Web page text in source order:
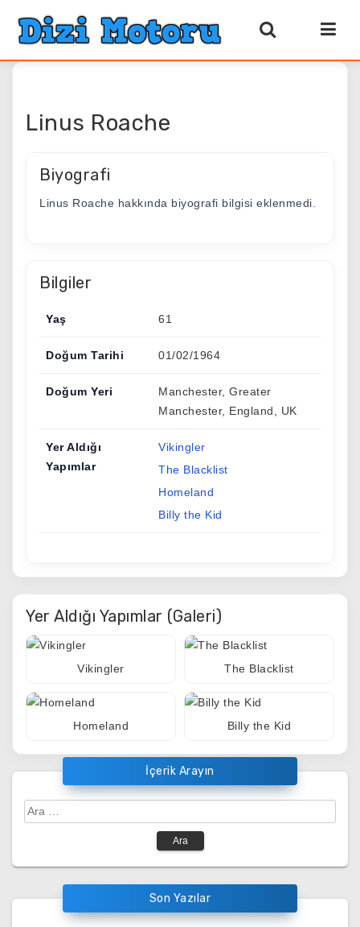
Linus Roache
Biyografi
Linus Roache hakkında biyografi bilgisi eklenmedi.
Bilgiler
Yaş 61
Doğum Tarihi 01/02/1964
Doğum Yeri
Manchester, Greater
Manchester, England, UK
Yer Aldığı
Yapımlar
Vikingler
The Blacklist
Homeland
Billy the Kid
Yer Aldığı Yapımlar (Galeri)
Vikingler The Blacklist
Homeland Billy the Kid
İçerik Arayın
Arama:
Son Yazılar